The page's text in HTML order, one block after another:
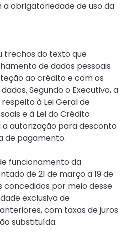
a obrigatoriedade de uso da
trechos do texto que
de dados pessoais
ao crédito e com os
Segundo o Executivo, a
à Lei Geral de
e à Lei do Crédito
a autorização para desconto
de pagamento.
funcionamento da
de 21 de março a 19 de
por meio desse
exclusiva de
com taxas de juros
substituída.